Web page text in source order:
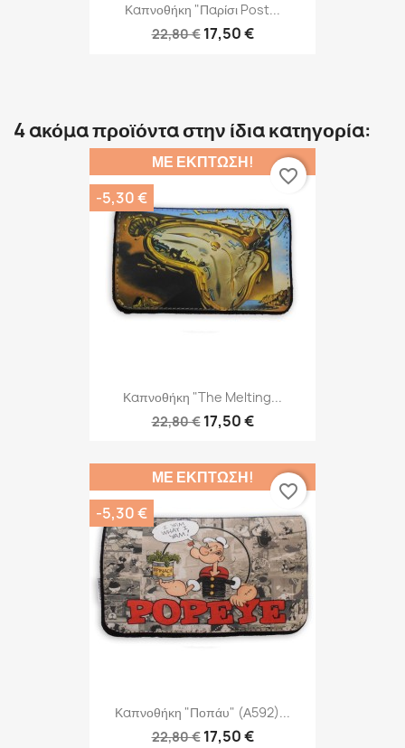
Καπνοθήκη "Παρίσι Post...
22,80 € 17,50 €
4 ακόμα προϊόντα στην ίδια κατηγορία:
Καπνοθήκη "The Melting...
22,80 € 17,50 €
ΜΕ ΈΚΠΤΩΣΗ!
-5,30 €
favorite_border
Καπνοθήκη "Ποπάυ" (Α592)...
22,80 € 17,50 €
ΜΕ ΈΚΠΤΩΣΗ!
-5,30 €
favorite_border